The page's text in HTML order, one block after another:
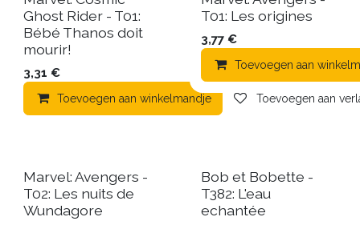
Ghost Rider - T01:
Bébé Thanos doit
mourir!
3,31 €
Toevoegen aan winkelmandje Toevoegen aan
T01: Les origines
3,77€
Toevoegen aan
Marvel: Avengers -
T02: Les nuits de
Wundagore
Bob et Bobette -
T382: L'eau
echantée